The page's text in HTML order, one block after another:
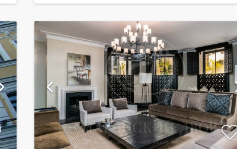
показать ещё 5 фотографий